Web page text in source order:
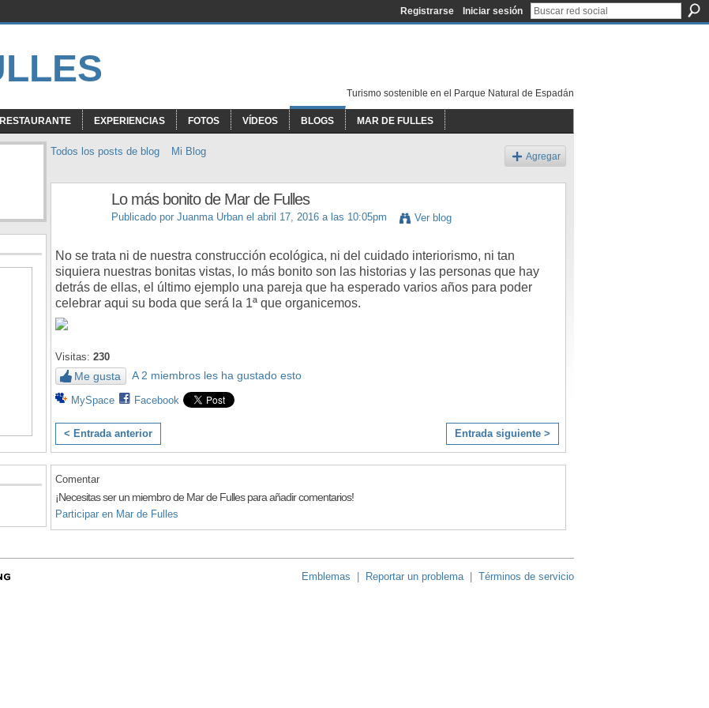
Registrarse Iniciar sesión
Turismo sostenible en el Parque Natural de Espadán
RESTAURANTE EXPERIENCIAS FOTOS VÍDEOS BLOGS MAR DE FULLES
Todos los posts de blog Mi Blog Agregar
Lo más bonito de Mar de Fulles
Publicado por Juanma Urban el abril 17, 2016 a las 10:05pm Ver blog
No se trata ni de nuestra construcción ecológica, ni del cuidado interiorismo, ni tan
siquiera nuestras bonitas vistas, lo más bonito son las historias y las personas que hay
detrás de ellas, el último ejemplo una pareja que ha esperado varios años para poder
celebrar aqui su boda que será la 1ª que organicemos.
Visitas: 230
Me gusta A 2 miembros les ha gustado esto
MySpace Facebook
< Entrada anterior Entrada siguiente >
Comentar
¡Necesitas ser un miembro de Mar de Fulles para añadir comentarios!
Participar en Mar de Fulles
Emblemas Reportar un problema| Términos de servicio